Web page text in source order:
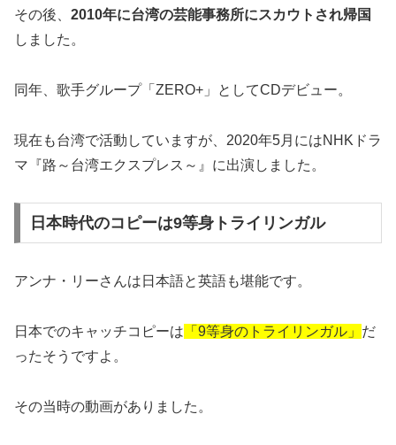
その後、 2010年に台湾の芸能事務所にスカウトされ帰国
しました。
同年、歌手グループ「ZERO+」としてCDデビュー。
現在も台湾で活動していますが、2020年5月にはNHKドラ
マ『路～台湾エクスプレス～』に出演しました。
日本時代のコピーは9等身トライリンガル
アンナ・リーさんは日本語と英語も堪能です。
日本でのキャッチコピーは 「9等身のトライリンガル」 だ
ったそうですよ。
その当時の動画がありました。